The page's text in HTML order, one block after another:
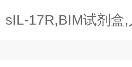
sIL-17R,BIM试剂盒,人白